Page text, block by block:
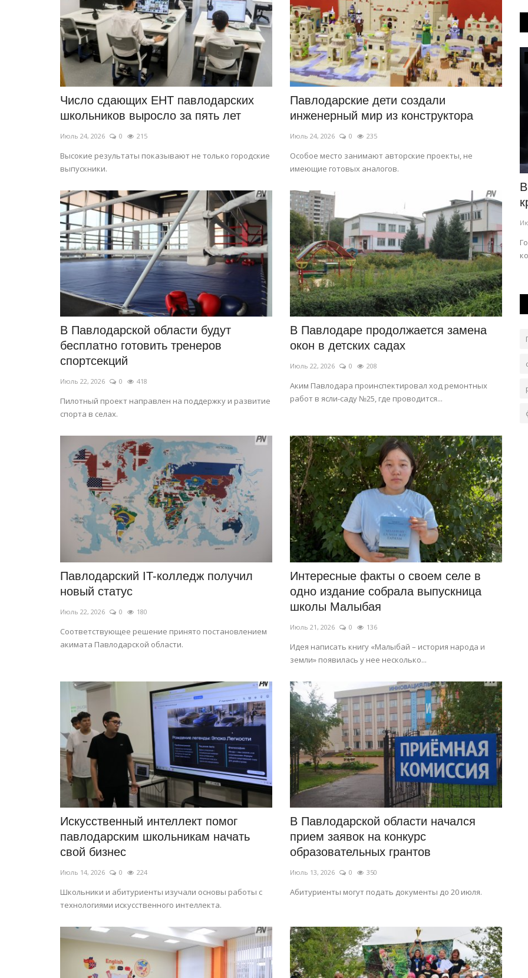
Число сдающих ЕНТ павлодарских
школьников выросло за пять лет
Июль 24, 2026 0 215
Высокие результаты показывают не только городские
выпускники.
Павлодарские дети создали
инженерный мир из конструктора
Июль 24, 2026 0 235
Особое место занимают авторские проекты, не
имеющие готовых аналогов.
В Павлодарской области будут
бесплатно готовить тренеров
спортсекций
Июль 22, 2026 0 418
Пилотный проект направлен на поддержку и развитие
спорта в селах.
В Павлодаре продолжается замена
окон в детских садах
Июль 22, 2026 0 208
Аким Павлодара проинспектировал ход ремонтных
работ в ясли-саду №25, где проводится...
Павлодарский IT-колледж получил
новый статус
Июль 22, 2026 0 180
Соответствующее решение принято постановлением
акимата Павлодарской области.
Интересные факты о своем селе в
одно издание собрала выпускница
школы Малыбая
Июль 21, 2026 0 136
Идея написать книгу «Малыбай – история народа и
земли» появилась у нее несколько...
Искусственный интеллект помог
павлодарским школьникам начать
свой бизнес
Июль 14, 2026 0 224
Школьники и абитуриенты изучали основы работы с
технологиями искусственного интеллекта.
В Павлодарской области начался
прием заявок на конкурс
образовательных грантов
Июль 13, 2026 0 350
Абитуриенты могут подать документы до 20 июля.
Планета Казахстан
степей
Авг 1, 2025 0 10398
Варваринское месторождение - самое сердце
золотодобычи Костанайской области.
OFFICIAL
продлили работу автобусов
Авг 7, 2026 0 42
Временное изменение коснется нескольких
маршрутов.